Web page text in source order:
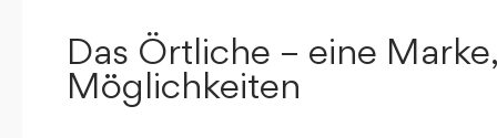
Das Örtliche – eine
Möglichkeiten